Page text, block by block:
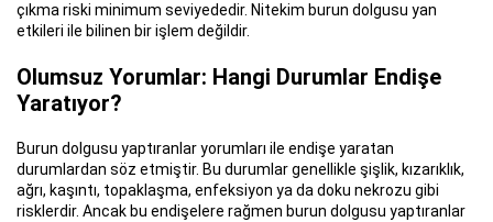
çıkma riski minimum seviyededir. Nitekim burun dolgusu yan
etkileri ile bilinen bir işlem değildir.
Olumsuz Yorumlar: Hangi Durumlar Endişe
Yaratıyor?
Burun dolgusu yaptıranlar yorumları ile endişe yaratan
durumlardan söz etmiştir. Bu durumlar genellikle şişlik, kızarıklık,
ağrı, kaşıntı, topaklaşma, enfeksiyon ya da doku nekrozu gibi
risklerdir. Ancak bu endişelere rağmen burun dolgusu yaptıranlar